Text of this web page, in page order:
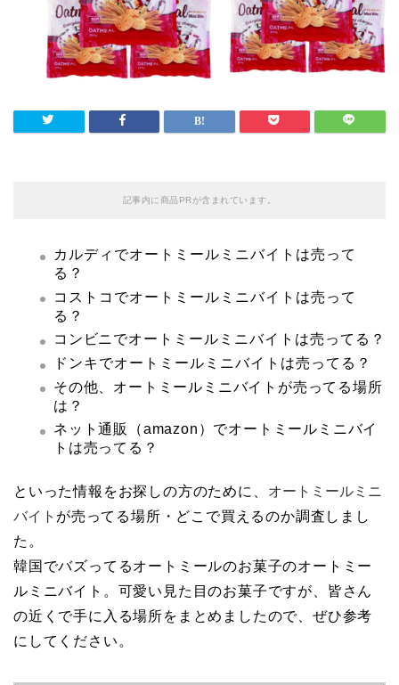
記事内に商品PRが含まれています。
カルディでオートミールミニバイトは売って
る？
コストコでオートミールミニバイトは売って
る？
コンビニでオートミールミニバイトは売ってる？
ドンキでオートミールミニバイトは売ってる？
その他、オートミールミニバイトが売ってる場所
は？
ネット通販（amazon）でオートミールミニバイ
トは売ってる？
といった情報をお探しの方のために、 オートミールミニ
バイト が売ってる場所・どこで買えるのか調査しまし
た。
韓国でバズってるオートミールのお菓子のオートミー
ルミニバイト。可愛い見た目のお菓子ですが、皆さん
の近くで手に入る場所をまとめましたので、ぜひ参考
にしてください。